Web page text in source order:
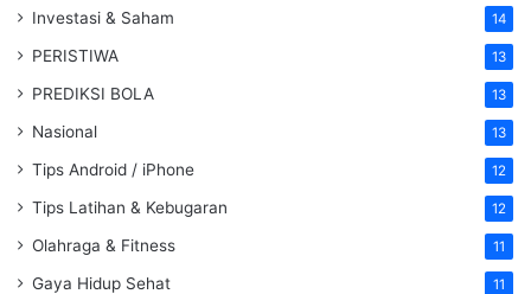
Investasi & Saham 14
PERISTIWA 13
PREDIKSI BOLA 13
Nasional 13
Tips Android / iPhone 12
Tips Latihan & Kebugaran 12
Olahraga & Fitness 11
Gaya Hidup Sehat 11